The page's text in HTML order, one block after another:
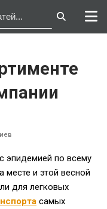
эпидемией по всему
месте и этой весной
для легковых
самых